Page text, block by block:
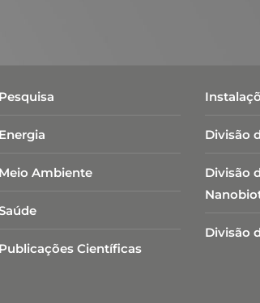
Pesquisa
Energia
Meio Ambiente
Publicações Científicas
Divisão
Divisão
Divisão